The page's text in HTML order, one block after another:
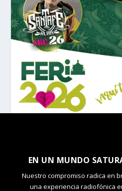
EN UN MUNDO
Nuestro compromiso radica en
una experiencia radiofónica